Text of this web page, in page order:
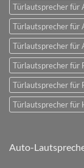
Türlautsprecher für
Türlautsprecher für
Türlautsprecher für
Türlautsprecher für
Türlautsprecher für
Türlautsprecher für
Auto-